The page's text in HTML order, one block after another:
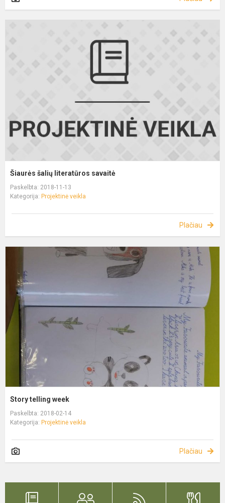
Šiaurės šalių literatūros savaitė
Paskelbta: 2018-11-13
Kategorija: Projektinė veikla
Plačiau
Story telling week
Paskelbta: 2018-02-14
Kategorija: Projektinė veikla
Plačiau